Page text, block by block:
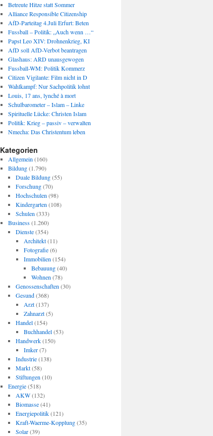
Betreute Hitze statt Sommer
Alliance Responsible Citizenship
AfD-Parteitag 4.Juli Erfurt: Beten
Fussball – Politik: „Auch wenn …“
Papst Leo XIV: Drohnenkrieg, KI
AfD soll AfD-Verbot beantragen
Glashaus: ARD unausgewogen
Fussball-WM: Politik Kommerz
Citizen Vigilante: Film nicht in D
Wahlkampf: Nur Sachpolitik lohnt
Louis, 17 ans, lynché à mort
Schulbarometer – Islam – Linke
Spirituelle Lücke: Christen Islam
Politik: Krieg – passiv – verwalten
Nmecha: Das Christentum leben
Kategorien
Allgemein (160)
Bildung(1.790)
Duale Bildung(55)
Forschung(70)
Hochschulen (98)
Kindergarten (108)
Schulen (333)
Business(1.260)
Dienste(354)
Architekt(11)
Fotografie(6)
Immobilien (154)
Bebauung(40)
Wohnen (78)
Genossenschaften (30)
Gesund(368)
Arzt(137)
Zahnarzt(5)
Handel(154)
Buchhandel(53)
Handwerk(150)
Imker(7)
Industrie(138)
Markt(58)
Stiftungen (10)
Energie(518)
AKW(132)
Biomasse(41)
Energiepolitik(121)
Kraft-Waerme-Kopplung(35)
Solar(39)